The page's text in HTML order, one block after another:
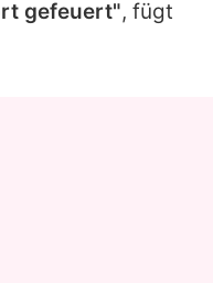
gefeuert", fügt